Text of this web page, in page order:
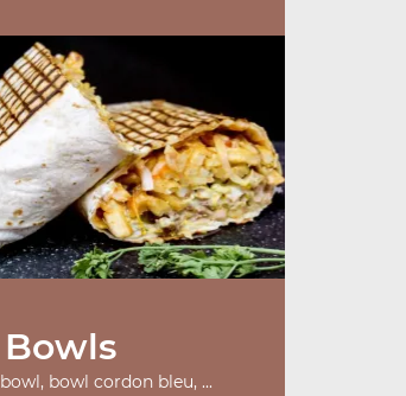
Bowls
bowl cordon bleu, ...